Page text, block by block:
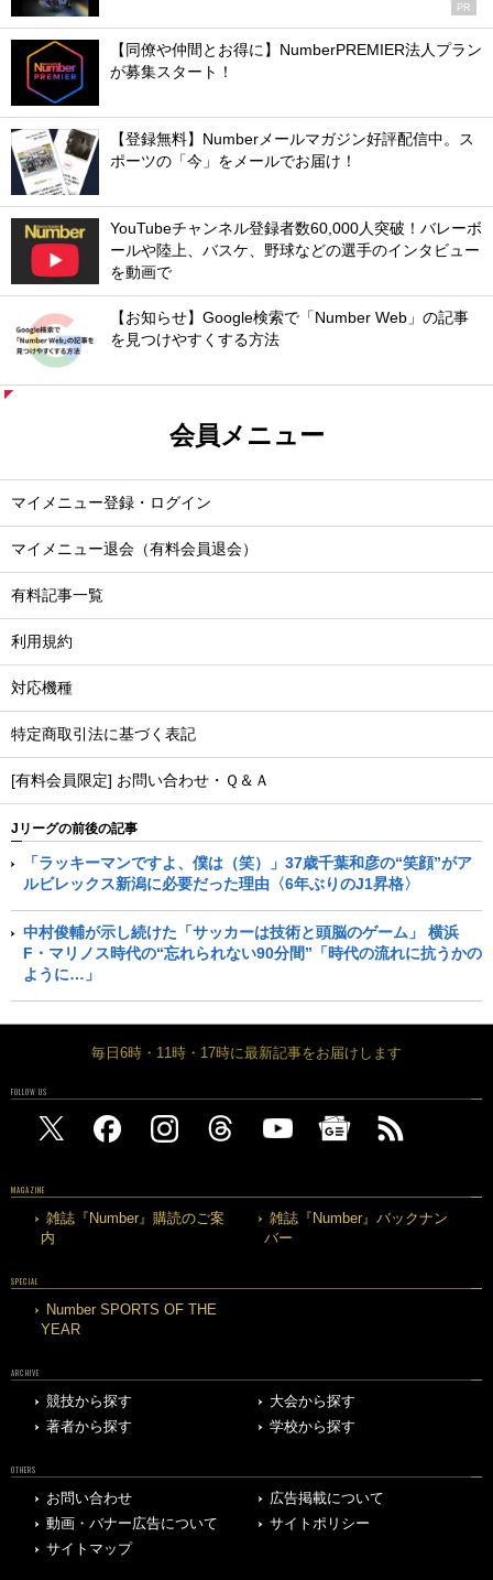
PR
【同僚や仲間とお得に】NumberPREMIER法人プラン
が募集スタート！
【登録無料】Numberメールマガジン好評配信中。ス
ポーツの「今」をメールでお届け！
YouTubeチャンネル登録者数60,000人突破！バレーボ
ールや陸上、バスケ、野球などの選手のインタビュー
を動画で
【お知らせ】Google検索で「Number Web」の記事
を見つけやすくする方法
会員メニュー
マイメニュー登録・ログイン
マイメニュー退会（有料会員退会）
有料記事一覧
利用規約
対応機種
特定商取引法に基づく表記
[有料会員限定] お問い合わせ・Ｑ＆Ａ
Jリーグの前後の記事
「ラッキーマンですよ、僕は（笑）」37歳千葉和彦の“笑顔”がア
ルビレックス新潟に必要だった理由〈6年ぶりのJ1昇格〉
中村俊輔が示し続けた「サッカーは技術と頭脳のゲーム」 横浜
F・マリノス時代の“忘れられない90分間”「時代の流れに抗うかの
ように…」
毎日6時・11時・17時に最新記事をお届けします
FOLLOW US
MAGAZINE
雑誌『Number』購読のご案
内
雑誌『Number』バックナン
バー
SPECIAL
Number SPORTS OF THE
YEAR
ARCHIVE
競技から探す
大会から探す
著者から探す
学校から探す
OTHERS
お問い合わせ
広告掲載について
動画・バナー広告について
サイトポリシー
サイトマップ